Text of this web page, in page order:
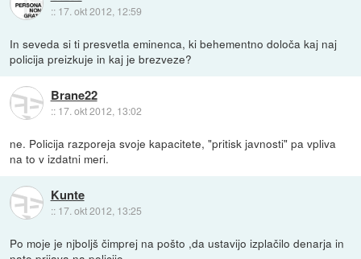
:: 17. okt 2012, 12:59
In seveda si ti presvetla eminenca, ki behementno določa kaj naj
policija preizkuje in kaj je brezveze?
Brane22
:: 17. okt 2012, 13:02
ne. Policija razporeja svoje kapacitete, "pritisk javnosti" pa vpliva
na to v izdatni meri.
Kunte
:: 17. okt 2012, 13:25
Po moje je njboljš čimprej na pošto ,da ustavijo izplačilo denarja in